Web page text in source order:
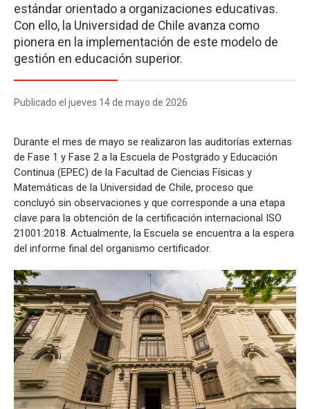
estándar orientado a organizaciones educativas.
Con ello, la Universidad de Chile avanza como
pionera en la implementación de este modelo de
gestión en educación superior.
Publicado el jueves 14 de mayo de 2026
Durante el mes de mayo se realizaron las auditorías externas
de Fase 1 y Fase 2 a la Escuela de Postgrado y Educación
Continua (EPEC) de la Facultad de Ciencias Físicas y
Matemáticas de la Universidad de Chile, proceso que
concluyó sin observaciones y que corresponde a una etapa
clave para la obtención de la certificación internacional ISO
21001:2018. Actualmente, la Escuela se encuentra a la espera
del informe final del organismo certificador.